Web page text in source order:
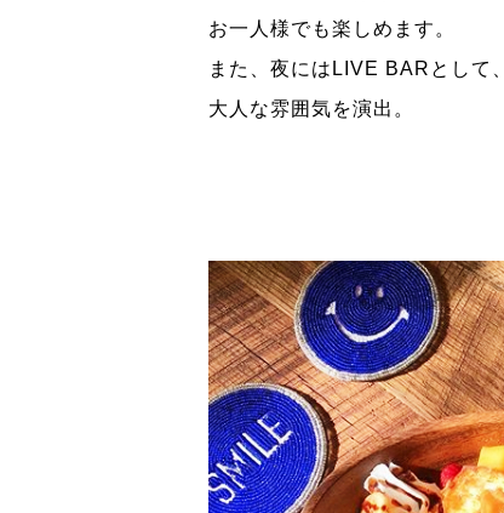
お一人様でも楽しめます。
また、夜にはLIVE BARとして、
大人な雰囲気を演出。